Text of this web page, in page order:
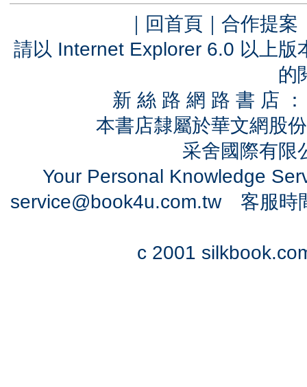
｜ 回首頁 ｜ 合作提案
請以 Internet Explorer 6.0 以上
的
新 絲 路 網 路 書 店
本書店隸屬於華文網股
采舍國際有
Your Personal Knowledge
service@book4u.com.tw客服時
c 2001